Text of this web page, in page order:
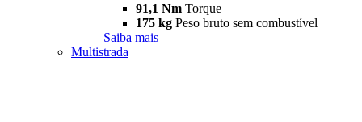
91,1 Nm Torque
175 kg Peso bruto sem combustível
Saiba mais
Multistrada